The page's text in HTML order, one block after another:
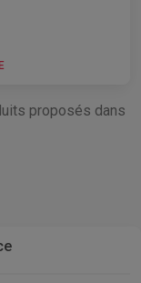
proposés dans